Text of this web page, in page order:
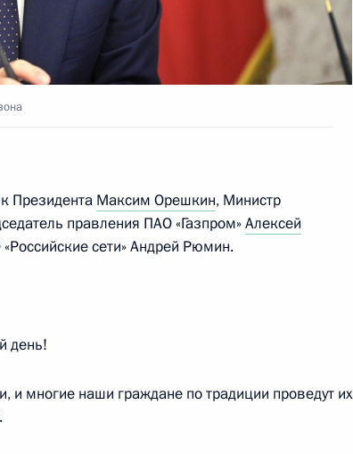
Совета по направлению
Правительству
строительства АЭС
с членами
климатической политики
Президента Максим Орешкин, Министр
правления ПАО «Газпром»Алексей
сети» Андрей Рюмин.
день!
и многие наши граждане по традиции проведут их